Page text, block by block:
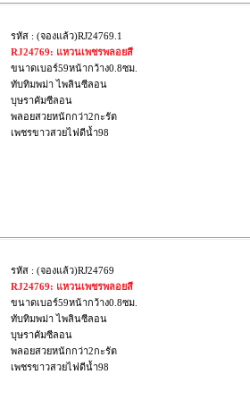
รหัส : (จองแล้ว)RJ24769.1
RJ24769: แหวนเพชรพลอยสี
ขนาดเบอร์59หน้ากว้าง0.8ซม.
ทับทิมพม่า ไพลินซีลอน
บุษราคัมซีลอน
พลอยสวยหนักกว่า2กะรัต
เพชรขาวสวยไฟดีน้ำ98
รหัส : (จองแล้ว)RJ24769
RJ24769: แหวนเพชรพลอยสี
ขนาดเบอร์59หน้ากว้าง0.8ซม.
ทับทิมพม่า ไพลินซีลอน
บุษราคัมซีลอน
พลอยสวยหนักกว่า2กะรัต
เพชรขาวสวยไฟดีน้ำ98